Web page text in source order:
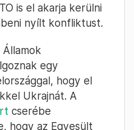
is el akarja kerülni
nyílt konfliktust.
egy
hogy el
Ukrajnát. A
cserébe
hogy az Egyesült